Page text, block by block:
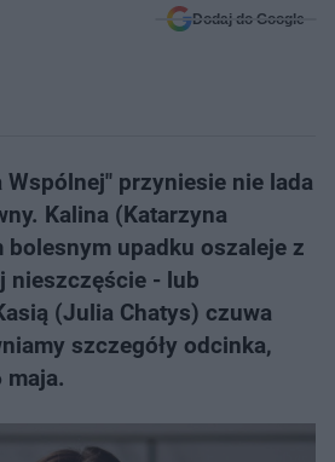
Dodaj do Google
przyniesie nie lada
Kalina (Katarzyna
bolesnym upadku oszaleje z
nieszczęście - lub
(Julia Chatys) czuwa
szczegóły odcinka,
maja.